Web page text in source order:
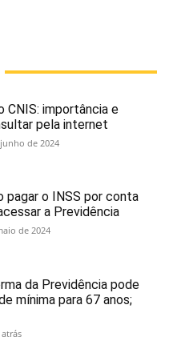
CNIS: importância e
pela internet
de 2024
pagar o INSS por conta
a Previdência
de 2024
da Previdência pode
mínima para 67 anos;